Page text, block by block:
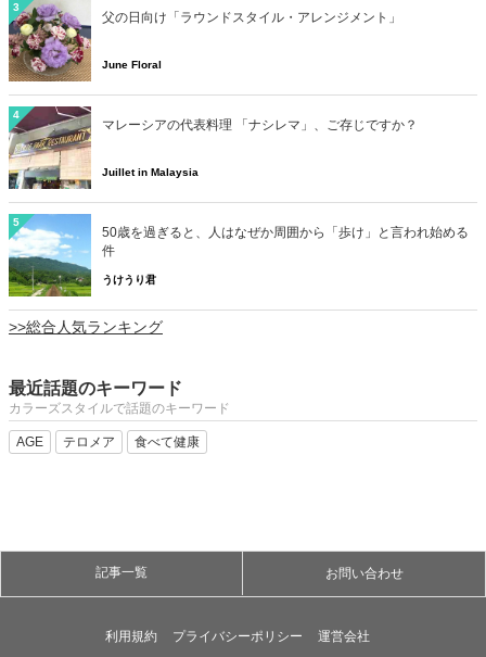
3
父の日向け「ラウンドスタイル・アレンジメント」
June Floral
4
マレーシアの代表料理 「ナシレマ」、ご存じですか？
Juillet in Malaysia
5
50歳を過ぎると、人はなぜか周囲から「歩け」と言われ始める
件
うけうり君
>>総合人気ランキング
最近話題のキーワード
カラーズスタイルで話題のキーワード
AGE テロメア 食べて健康
記事一覧 お問い合わせ
利用規約 プライバシーポリシー 運営会社